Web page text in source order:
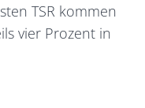
TSR kommen
vier Prozent in